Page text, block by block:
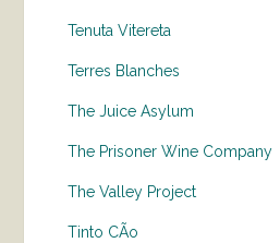
Tenuta Vitereta
Terres Blanches
The Juice Asylum
The Prisoner Wine Company
The Valley Project
Tinto CÃo